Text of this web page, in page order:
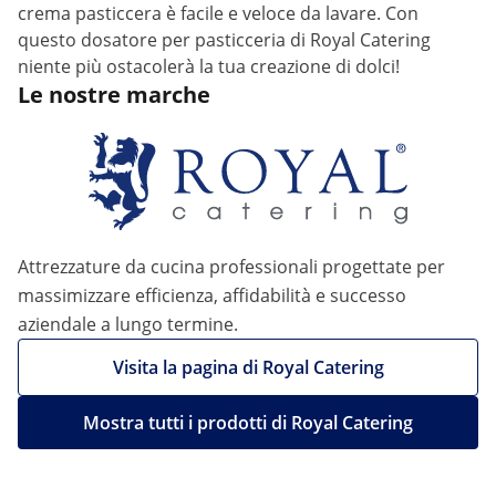
crema pasticcera è facile e veloce da lavare. Con
questo dosatore per pasticceria di Royal Catering
niente più ostacolerà la tua creazione di dolci!
Le nostre marche
Attrezzature da cucina professionali progettate per
massimizzare efficienza, affidabilità e successo
aziendale a lungo termine.
Visita la pagina di Royal Catering
Mostra tutti i prodotti di Royal Catering